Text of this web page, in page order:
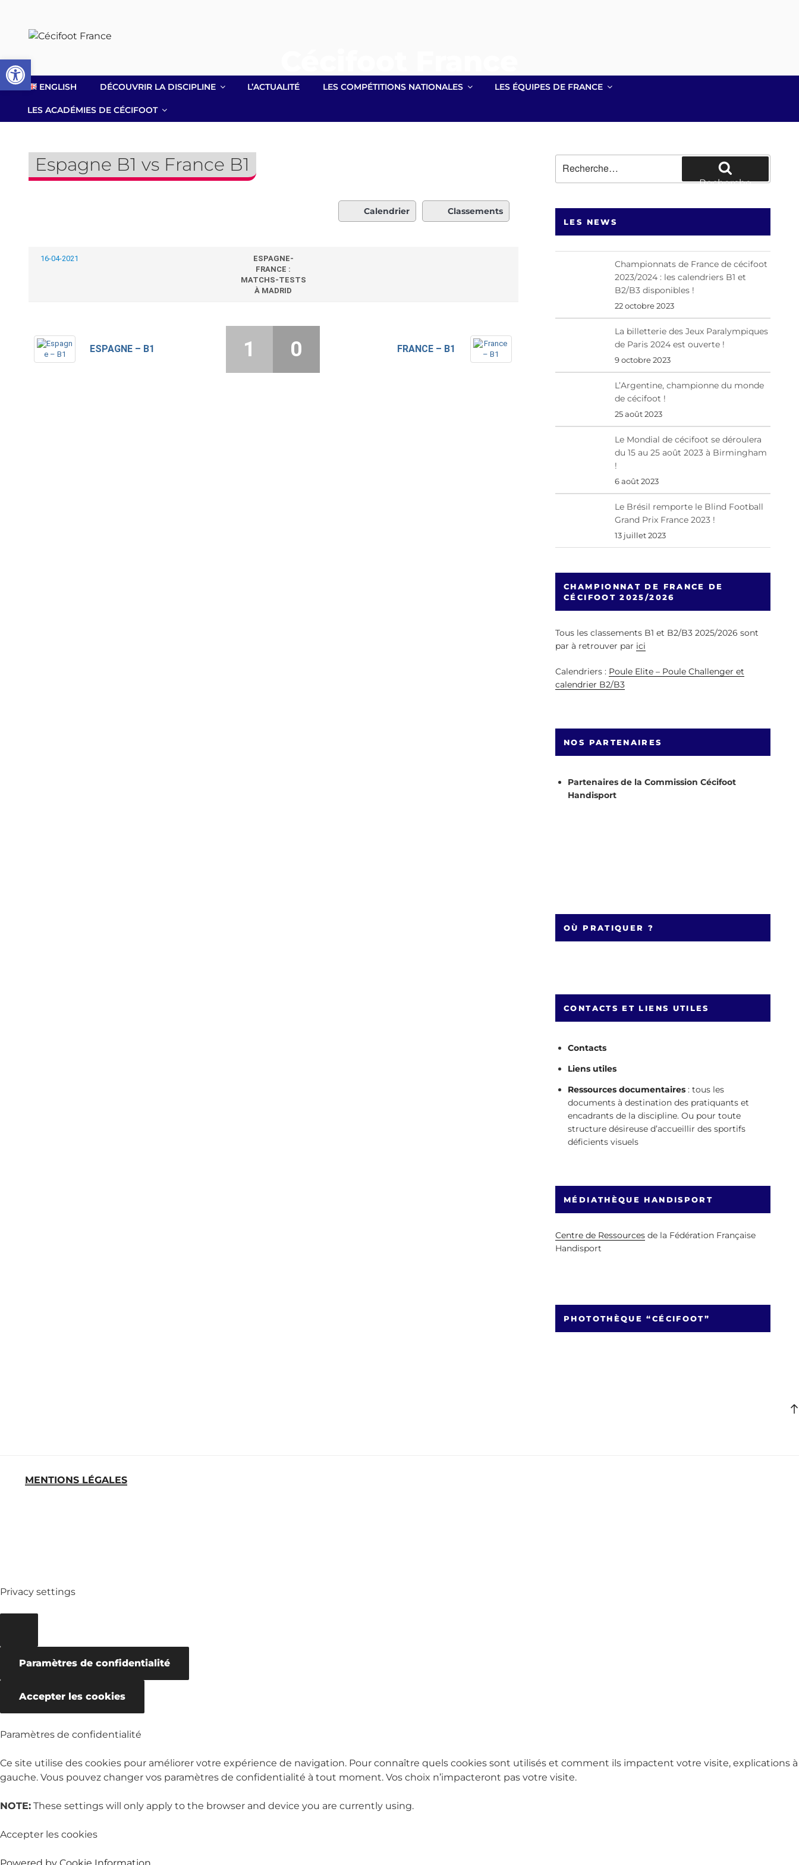
contenu
Site officiel lié à la Fédération Française Handisport
ENGLISH DÉCOUVRIR LA DISCIPLINE L’ACTUALITÉ LES COMPÉTITIONS NATIONALES LES ÉQUIPES DE FRANCE
LES ACADÉMIES DE CÉCIFOOT
Espagne B1 vs France B1
Calendrier Classements
16-04-2021
ESPAGNE-
FRANCE :
MATCHS-TESTS
À MADRID
ESPAGNE – B1 FRANCE – B1
1 0
pour
:
Recherche
LES NEWS
Championnats de France de cécifoot
2023/2024 : les calendriers B1 et
B2/B3 disponibles !
22 octobre 2023
La billetterie des Jeux Paralympiques
de Paris 2024 est ouverte !
9 octobre 2023
L’Argentine, championne du monde
de cécifoot !
25 août 2023
Le Mondial de cécifoot se déroulera
du 15 au 25 août 2023 à Birmingham
!
6 août 2023
Le Brésil remporte le Blind Football
Grand Prix France 2023 !
13 juillet 2023
CHAMPIONNAT DE FRANCE DE
CÉCIFOOT 2025/2026
Tous les classements B1 et B2/B3 2025/2026 sont
par à retrouver par ici
Calendriers : Poule Elite – Poule Challenger et
calendrier B2/B3
NOS PARTENAIRES
Partenaires de la Commission Cécifoot
Handisport
OÙ PRATIQUER ?
CONTACTS ET LIENS UTILES
Contacts
Liens utiles
Ressources documentaires : tous les
documents à destination des pratiquants et
encadrants de la discipline. Ou pour toute
structure désireuse d’accueillir des sportifs
déficients visuels
MÉDIATHÈQUE HANDISPORT
Centre de Ressources de la Fédération Française
Handisport
PHOTOTHÈQUE “CÉCIFOOT”
MENTIONS LÉGALES
Ouvrir la barre d’outils
Privacy settings
Paramètres de confidentialité
Accepter les cookies
Paramètres de confidentialité
Ce site utilise des cookies pour améliorer votre expérience de navigation. Pour connaître quels cookies sont utilisés et comment ils impactent votre visite, explications à
gauche. Vous pouvez changer vos paramètres de confidentialité à tout moment. Vos choix n’impacteront pas votre visite.
NOTE: These settings will only apply to the browser and device you are currently using.
Accepter les cookies